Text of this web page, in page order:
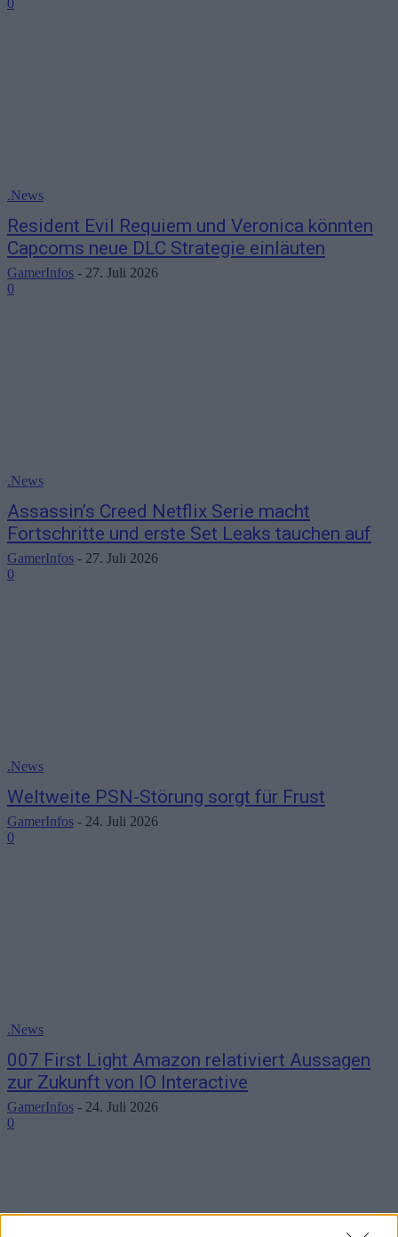
0
.News
Resident Evil Requiem und Veronica könnten
Capcoms neue DLC Strategie einläuten
GamerInfos - 27. Juli 2026
0
.News
Assassin’s Creed Netflix Serie macht
Fortschritte und erste Set Leaks tauchen auf
GamerInfos - 27. Juli 2026
0
.News
Weltweite PSN-Störung sorgt für Frust
GamerInfos - 24. Juli 2026
0
.News
007 First Light Amazon relativiert Aussagen
zur Zukunft von IO Interactive
GamerInfos - 24. Juli 2026
0